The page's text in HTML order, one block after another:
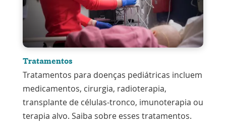
Tratamentos
Tratamentos para doenças pediátricas incluem
medicamentos, cirurgia, radioterapia,
transplante de células-tronco, imunoterapia ou
terapia alvo. Saiba sobre esses tratamentos.